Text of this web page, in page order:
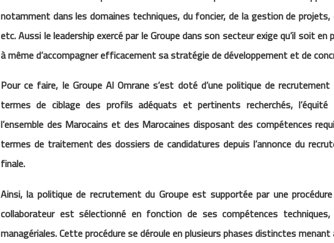
notamment dans les domaines techniques, du foncier, de la gestion de
etc. Aussi le leadership exercé par le Groupe dans son secteur exige qu’il soit
à même d’accompagner efficacement sa stratégie de développement et de
Pour ce faire, le Groupe Al Omrane s’est doté d’une politique de
termes de ciblage des profils adéquats et pertinents recherchés,
l’ensemble des Marocains et des Marocaines disposant des compétences
termes de traitement des dossiers de candidatures depuis l’annonce du
finale.
Ainsi, la politique de recrutement du Groupe est supportée par une
collaborateur est sélectionné en fonction de ses compétences
managériales. Cette procédure se déroule en plusieurs phases distinctes